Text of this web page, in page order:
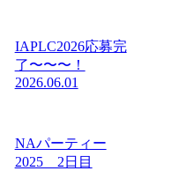
IAPLC2026応募完
了〜〜〜！
2026.06.01
NAパーティー
2025 2日目